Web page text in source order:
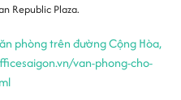
Republic Plaza.
phòng trên đường Cộng Hòa,
van-phong-cho-